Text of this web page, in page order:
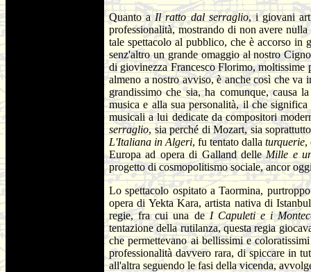
Quanto aIl ratto dal serraglio, i giovani
professionalità, mostrando di non avere
tale spettacolo al pubblico, che è accorso in
senz'altro un grande omaggio al nostro
di giovinezza Francesco Florimo, moltissime
almeno a nostro avviso, è anche così che
grandissimo che sia, ha comunque, causa
musica e alla sua personalità, il che
musicali a lui dedicate da compositori
serraglio, sia perché di Mozart, sia
L'Italiana in Algeri, fu tentato dalla turquerie,
Europa ad opera di Galland delleMille e
progetto di cosmopolitismo sociale, ancor
Lo spettacolo ospitato a Taormina,
opera di Yekta Kara, artista nativa di
regie, fra cui una deI Capuleti e i
tentazione della rutilanza, questa regia
che permettevano ai bellissimi e
professionalità davvero rara, di spiccare in
all'altra seguendo le fasi della vicenda,